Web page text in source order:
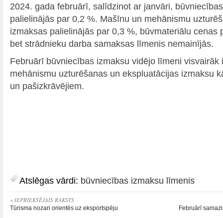
2024. gada februārī, salīdzinot ar janvāri,
palielinājās par 0,2 %. Mašīnu un mehānismu
izmaksas palielinājās par 0,3 %, būvmateriālu cenas
bet strādnieku darba samaksas līmenis nemainījās.
Februārī būvniecības izmaksu vidējo līmeni visvairāk
mehānismu uzturēšanas un ekspluatācijas izmaksu
un pašizkrāvējiem.
Atslēgas vārdi: būvniecības izmaksu līmenis
« IEPRIEKŠĒJAIS RAKSTS
Tūrisma nozari orientēs uz eksportspēju Februārī